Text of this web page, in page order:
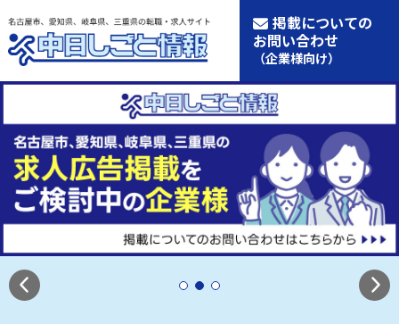
掲載についての
お問い合わせ
（企業様向け）